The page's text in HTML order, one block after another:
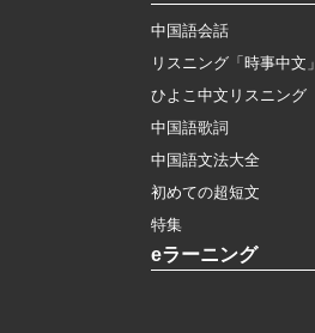
中国語会話
リスニング「時事中文」
ひよこ中文リスニング
中国語歌詞
中国語文法大全
初めての超短文
特集
eラーニング